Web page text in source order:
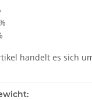
handelt es sich